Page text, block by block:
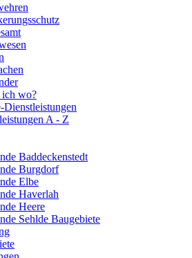
ich wo?
Dienstleistungen
A - Z
Baddeckenstedt
Burgdorf
Elbe
Haverlah
Heere
Sehlde Baugebiete